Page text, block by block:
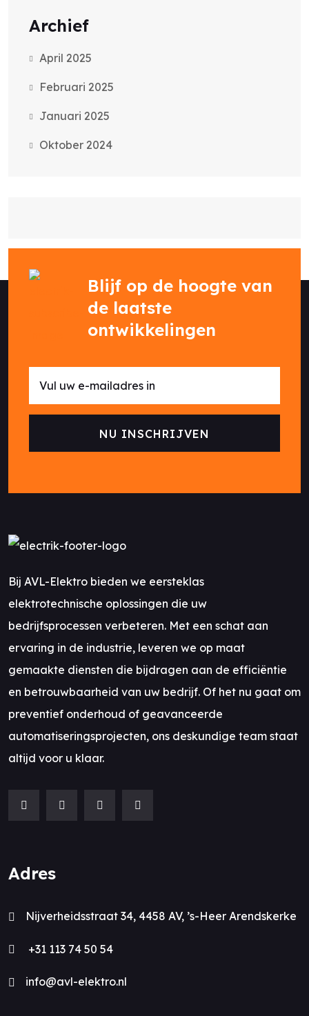
Archief
April 2025
Februari 2025
Januari 2025
Oktober 2024
Blijf op de hoogte van
de laatste
ontwikkelingen
Bij AVL-Elektro bieden we eersteklas
elektrotechnische oplossingen die uw
bedrijfsprocessen verbeteren. Met een schat aan
ervaring in de industrie, leveren we op maat
gemaakte diensten die bijdragen aan de efficiëntie
en betrouwbaarheid van uw bedrijf. Of het nu gaat om
preventief onderhoud of geavanceerde
automatiseringsprojecten, ons deskundige team staat
altijd voor u klaar.
Adres
Nijverheidsstraat 34, 4458 AV, ’s-Heer Arendskerke
+31 113 74 50 54
info@avl-elektro.nl